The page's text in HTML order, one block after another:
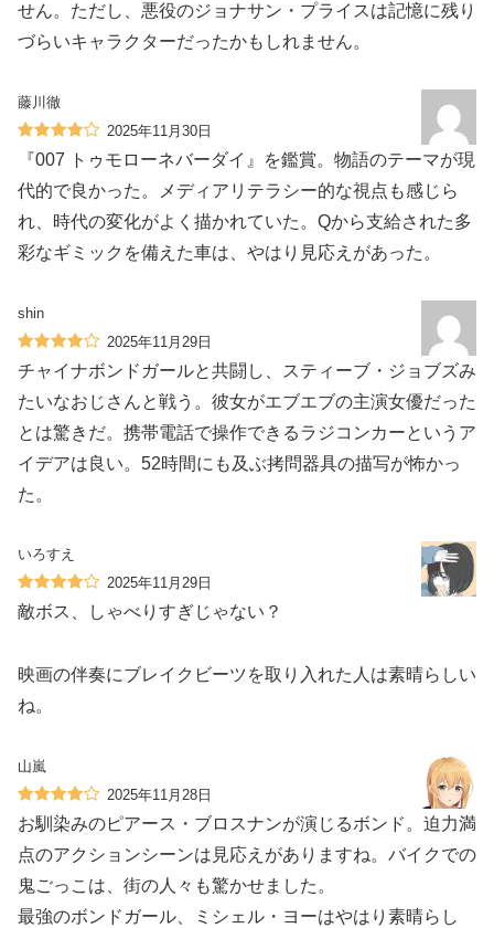
せん。ただし、悪役のジョナサン・プライスは記憶に残り
づらいキャラクターだったかもしれません。
藤川徹
2025年11月30日
『007 トゥモローネバーダイ』を鑑賞。物語のテーマが現
代的で良かった。メディアリテラシー的な視点も感じら
れ、時代の変化がよく描かれていた。Qから支給された多
彩なギミックを備えた車は、やはり見応えがあった。
shin
2025年11月29日
チャイナボンドガールと共闘し、スティーブ・ジョブズみ
たいなおじさんと戦う。彼女がエブエブの主演女優だった
とは驚きだ。携帯電話で操作できるラジコンカーというア
イデアは良い。52時間にも及ぶ拷問器具の描写が怖かっ
た。
いろすえ
2025年11月29日
敵ボス、しゃべりすぎじゃない？
映画の伴奏にブレイクビーツを取り入れた人は素晴らしい
ね。
山嵐
2025年11月28日
お馴染みのピアース・ブロスナンが演じるボンド。迫力満
点のアクションシーンは見応えがありますね。バイクでの
鬼ごっこは、街の人々も驚かせました。
最強のボンドガール、ミシェル・ヨーはやはり素晴らし